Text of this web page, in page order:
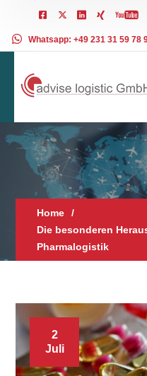
Whatsapp: +49 231 31 59 78
Home
Die besonderen
Pharmalogistik
2
Juli